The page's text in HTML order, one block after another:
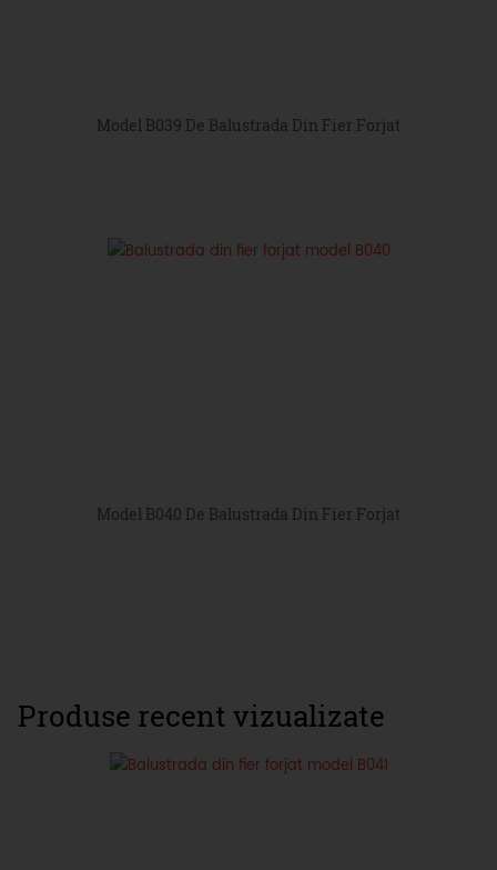
Model B039 De Balustrada Din Fier Forjat
Model B040 De Balustrada Din Fier Forjat
Produse recent vizualizate